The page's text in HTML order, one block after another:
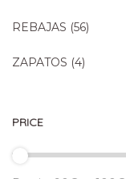
REBAJAS (56)
ZAPATOS (4)
PRICE